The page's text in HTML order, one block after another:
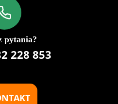
pytania?
228 853